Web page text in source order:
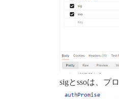
sigとssoは、プ